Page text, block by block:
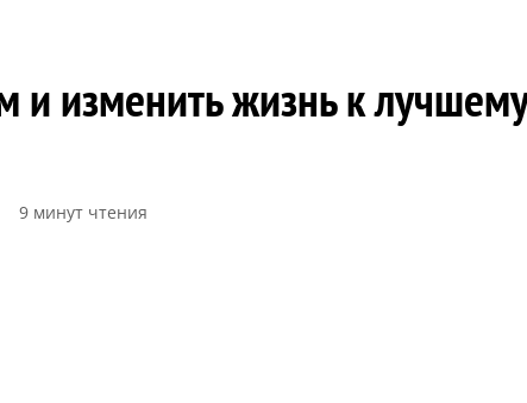
и изменить жизнь к
9 минут чтения